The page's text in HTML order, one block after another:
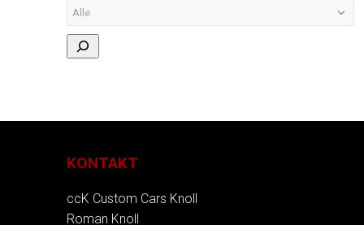
KONTAKT
ccK Custom Cars Knoll
Roman Knoll